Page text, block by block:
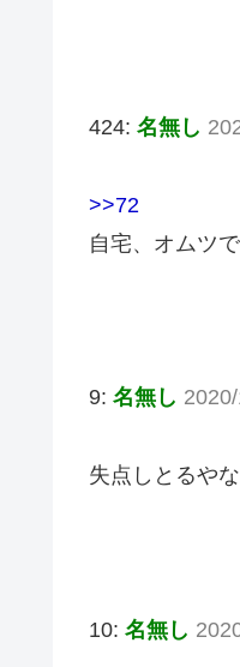
424: 名無し
>>72
自宅、オムツ
9: 名無し
失点しとるや
10: 名無し